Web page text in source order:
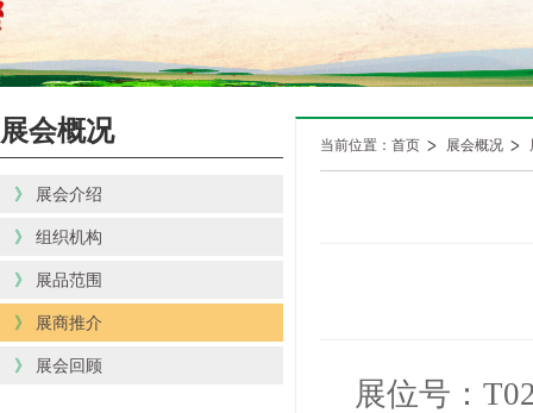
展会概况
》 展会介绍
》 组织机构
》 展品范围
》 展商推介
》 展会回顾
当前位置：首页 展会概况
展位号：